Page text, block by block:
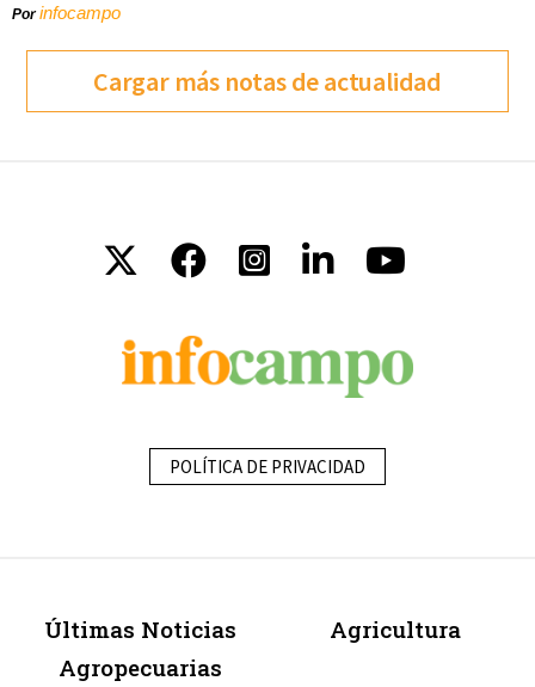
Porinfocampo
Cargar más notas de actualidad
POLÍTICA DE PRIVACIDAD
Últimas Noticias
Agropecuarias
Agricultura